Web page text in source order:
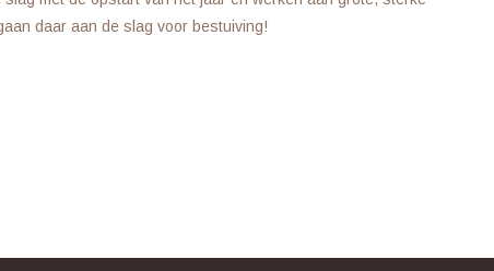
daar aan de slag voor bestuiving!